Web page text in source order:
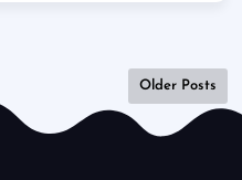
Older Posts